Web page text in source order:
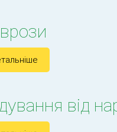
від